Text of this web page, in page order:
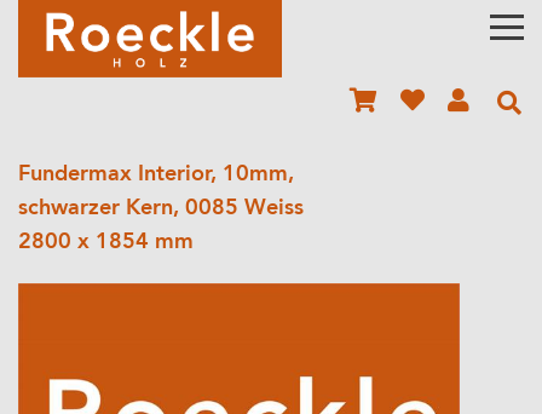
Fundermax Interior, 10mm,
schwarzer Kern, 0085 Weiss
2800 x 1854 mm